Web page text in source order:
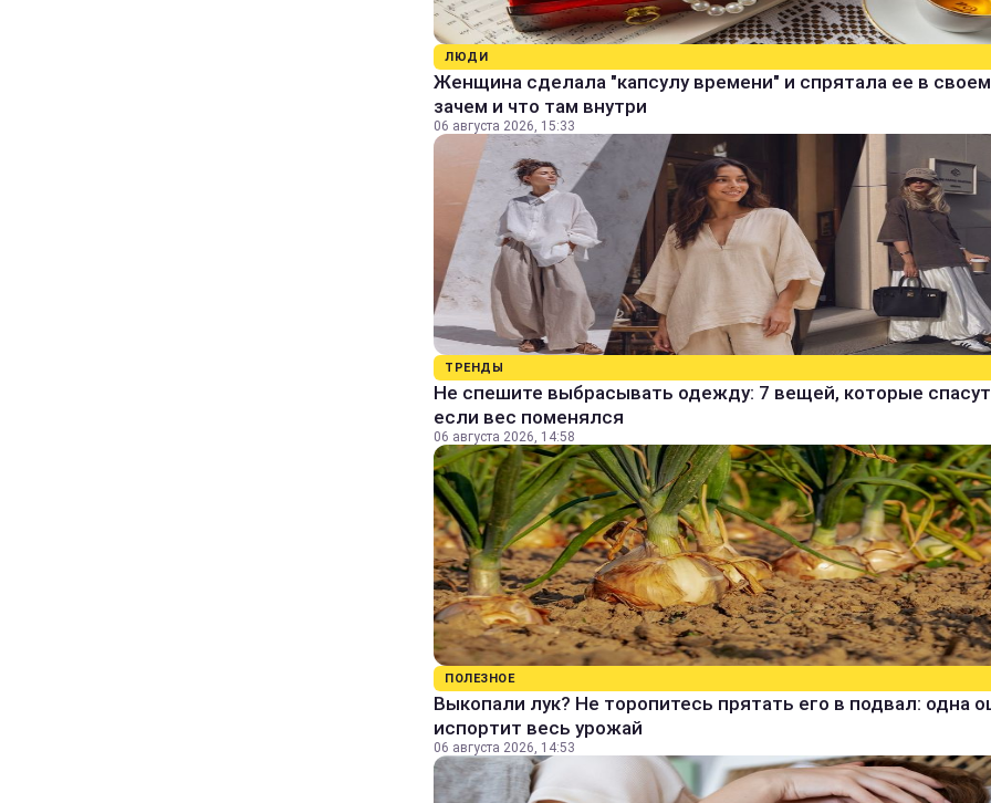
ЛЮДИ
Женщина сделала "капсулу времени" и спрятала ее в
зачем и что там внутри
06 августа 2026, 15:33
ТРЕНДЫ
Не спешите выбрасывать одежду: 7 вещей, которые спасут
если вес поменялся
06 августа 2026, 14:58
ПОЛЕЗНОЕ
Выкопали лук? Не торопитесь прятать его в подвал: одна
испортит весь урожай
06 августа 2026, 14:53